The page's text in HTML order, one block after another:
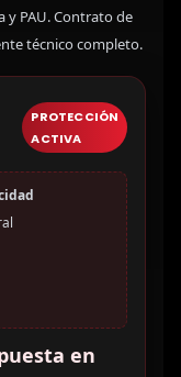
y PAU. Contrato de
técnico completo.
PROTECCIÓN
ACTIVA
en